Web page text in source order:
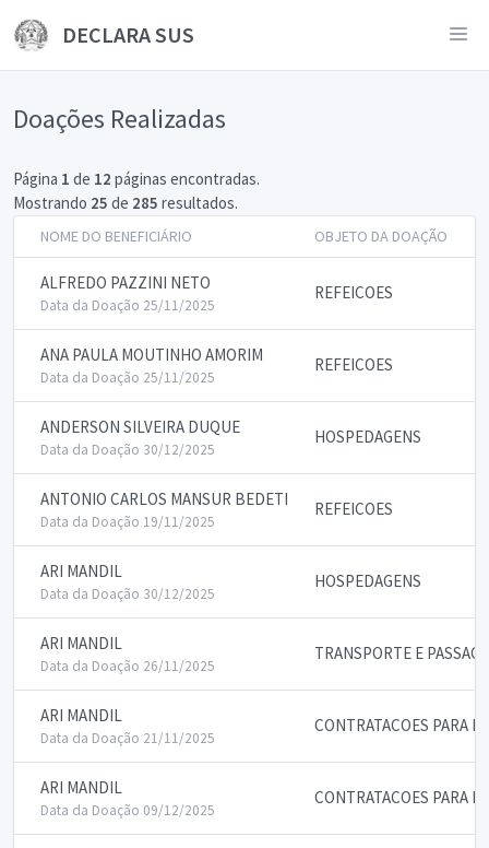
DECLARA SUS
Doações Realizadas
Página 1 de 12 páginas encontradas.
Mostrando 25 de 285 resultados.
NOME DO BENEFICIÁRIO OBJETO DA DOAÇÃO
ALFREDO PAZZINI NETO
Data da Doação 25/11/2025
REFEICOES
ANA PAULA MOUTINHO AMORIM
Data da Doação 25/11/2025
REFEICOES
ANDERSON SILVEIRA DUQUE
Data da Doação 30/12/2025
HOSPEDAGENS
ANTONIO CARLOS MANSUR BEDETI
Data da Doação 19/11/2025
REFEICOES
ARI MANDIL
Data da Doação 30/12/2025
HOSPEDAGENS
ARI MANDIL
Data da Doação 26/11/2025
TRANSPORTE E
ARI MANDIL
Data da Doação 21/11/2025
CONTRATACOES PARA
ARI MANDIL
Data da Doação 09/12/2025
CONTRATACOES PARA